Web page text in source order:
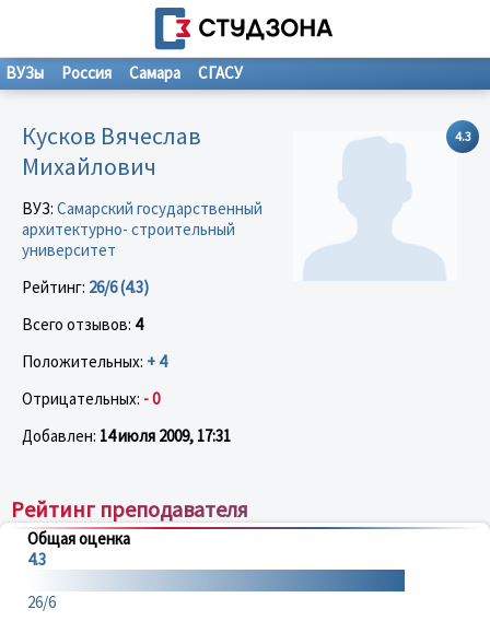
ВУЗы Россия Самара СГАСУ
4.3
Кусков Вячеслав
Михайлович
ВУЗ: Самарский государственный
архитектурно- строительный
университет
Рейтинг: 26/6 (4.3)
Всего отзывов: 4
Положительных: + 4
Отрицательных: - 0
Добавлен: 14 июля 2009, 17:31
Рейтинг преподавателя
Общая оценка
4.3
26/6